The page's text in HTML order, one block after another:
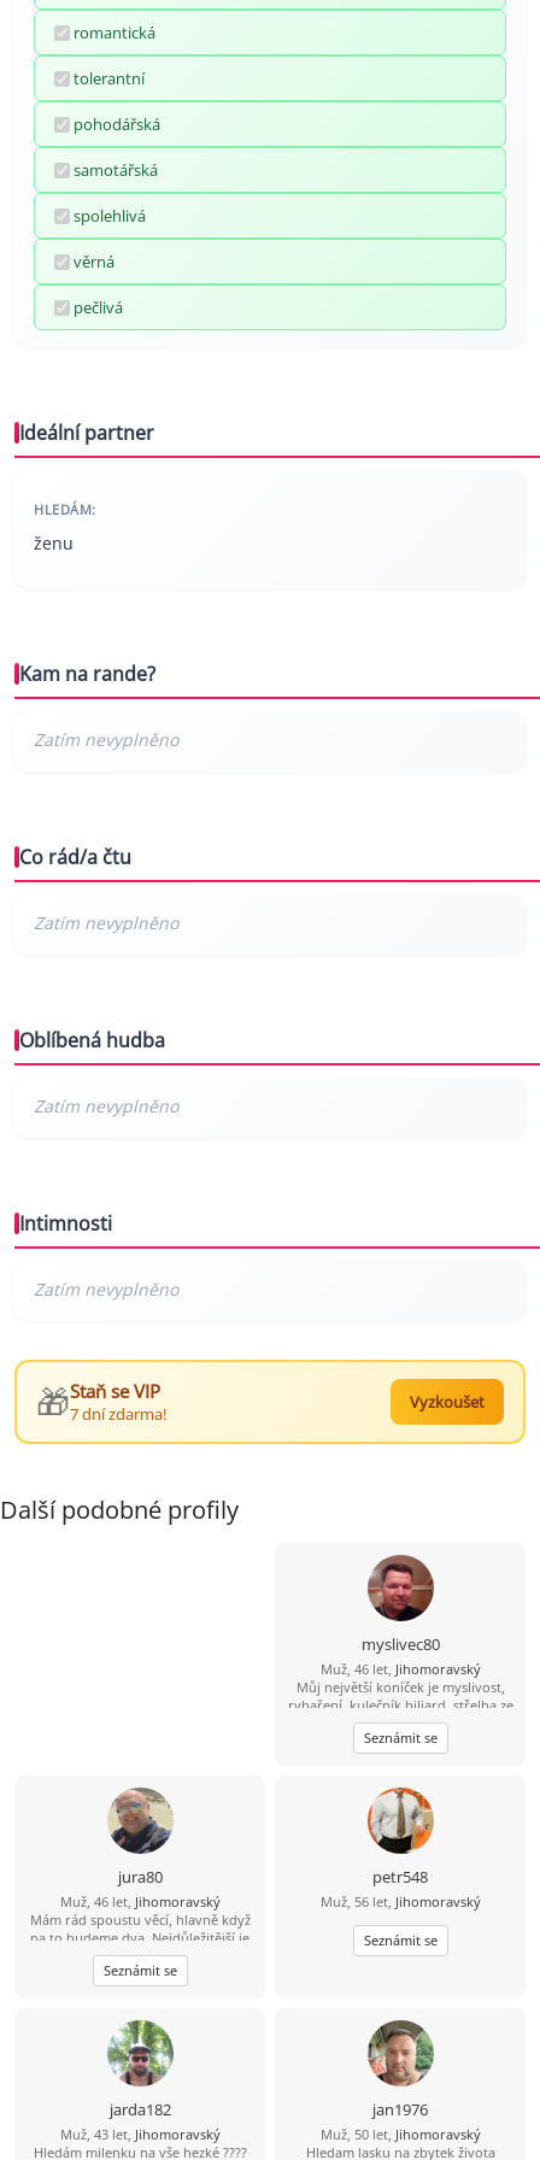
romantická
tolerantní
pohodářská
samotářská
spolehlivá
věrná
pečlivá
Ideální partner
HLEDÁM:
ženu
Kam na rande?
Co rád/a čtu
Oblíbená hudba
Intimnosti
🎁Staň se VIP
7 dní zdarma!
Vyzkoušet
Další podobné profily
myslivec80
Muž, 46 let, Jihomoravský
Můj největší koníček je myslivost,
rybaření, kulečník biliard, střelba ze
zbraní brokovnice, šipky, šachy
petanque, kostky, mám rád psy,
zvířata, rád se bavím, tancuji, trochu
výlety. Mám rád dobré jídlo hlavně
maso, piju víno pivo i nějakého
panáčka. Vykládám vtipy, umím si
udělat srandu i ze sebe. Jsem
normální chlap mám rád upřímnost,
co na srdci to na jazyku, držím slovo,
myslím že jsem férový a rovný chlap.
Seznámit se
jura80
Muž, 46 let, Jihomoravský
Mám rád spoustu věcí, hlavně když
na to budeme dva. Nejdůležitější je
důvěra, upřímnost a vzájemný
respekt.
Seznámit se
petr548
Muž, 56 let, Jihomoravský
Seznámit se
jarda182
Muž, 43 let, Jihomoravský
Hledám milenku na vše hezké ????
jan1976
Muž, 50 let, Jihomoravský
Hledam lasku na zbytek života